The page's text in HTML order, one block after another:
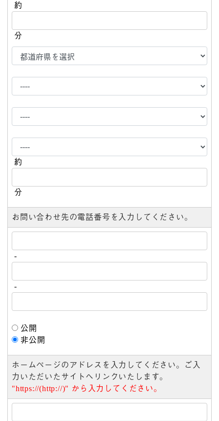
約
分
約
分
お問い合わせ先の電話番号を入力してください。
-
-
公開
非公開
ホームページのアドレスを入力してください。ご入
力いただいたサイトへリンクいたします。
"https://(http://)" から入力してください。